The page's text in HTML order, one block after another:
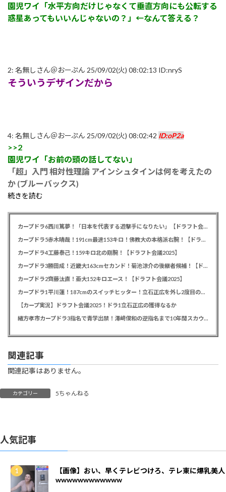
園児ワイ「水平方向だけじゃなくて垂直方向にも公転する
惑星あってもいいんじゃないの？」←なんて答える？
2: 名無しさん＠おーぷん 25/09/02(火) 08:02:13 ID:nryS
そういうデザインだから
4: 名無しさん＠おーぷん 25/09/02(火) 08:02:42 ID:oP2a
>>2
園児ワイ「お前の頭の話してない」
「超」入門 相対性理論 アインシュタインは何を考えたの
か (ブルーバックス)
続きを読む
カープドラ6西川篤夢！「日本を代表する遊撃手になりたい」【ドラフト会議2025】
カープドラ5赤木晴哉！191cm最速153キロ！佛教大の本格派右腕！【ドラフト会議2025】
カープドラ4工藤泰己！159キロ北の剛腕！【ドラフト会議2025】
カープドラ3勝田成！近畿大163cmセカンド！菊池涼介の後継者候補！【ドラフト会議2025】
カープドラ2齊藤汰直！亜大152キロエース！【ドラフト会議2025】
カープドラ1平川蓮！187cmのスイッチヒッター！立石正広を外し2度目の重複も新井監督がクジを引き当てる！【ドラフト会議2025】
【カープ実況】ドラフト会議2025！ドラ1立石正広の獲得なるか
緒方孝市カープドラ3指名で青学出禁！澤﨑俊和の逆指名まで10年間スカウト出禁
関連記事
関連記事はありません。
カテゴリー 5ちゃんねる
人気記事
【画像】おい、早くテレビつけろ、テレ東に爆乳美人
wwwwwwwwwwww